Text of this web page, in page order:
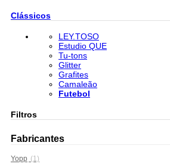
Clássicos
LEY.TOSO
Estudio QUE
Tu-tons
Glitter
Grafites
Camaleão
Futebol
Filtros
Fabricantes
Yopp (1)